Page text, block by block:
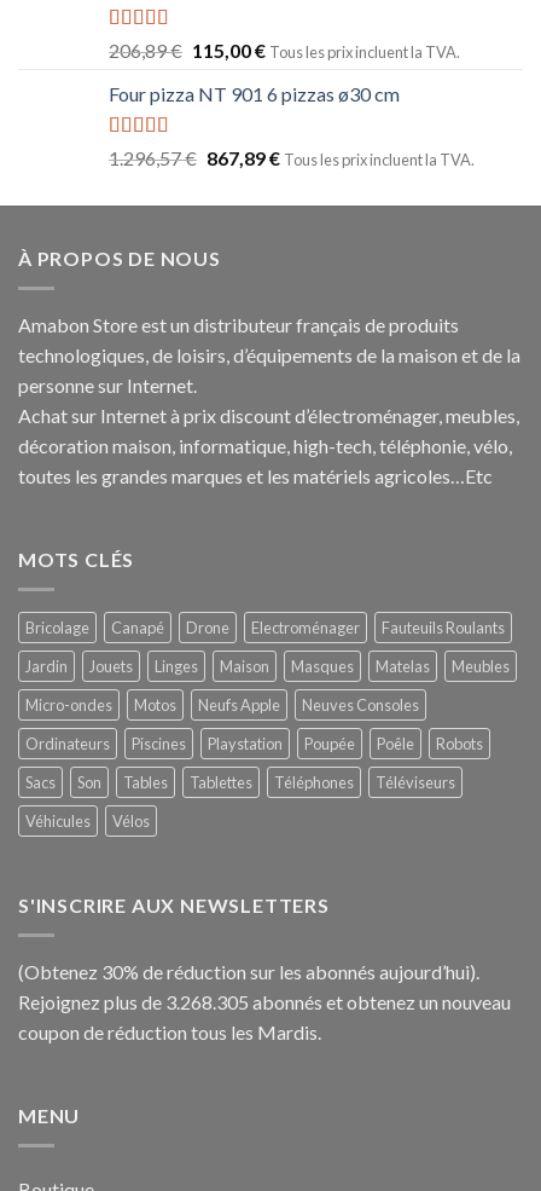
Note5.00
sur 5
206,89€ 115,00€ Tous les prix incluent la TVA.
Four pizza NT 901 6 pizzas ø30 cm
Note5.00
1.296,57€ 867,89€ Tous les prix incluent la TVA.
À PROPOS DE NOUS
Amabon Store est un distributeur français de produits
technologiques, de loisirs, d’équipements de la maison et de la
personne sur Internet.
Achat sur Internet à prix discount d’électroménager, meubles,
décoration maison, informatique, high-tech , téléphonie, vélo,
toutes les grandes marques et les matériels agricoles…Etc
MOTS CLÉS
Bricolage Canapé Drone Electroménager
Fauteuils Roulants
Jardin
Jouets Linges Maison Masques Matelas
Meubles
Micro-ondes
Motos Neufs Apple
Neuves Consoles
Ordinateurs
Piscines Playstation Poupée Poêle
Robots
Sacs
Son Tables Tablettes Téléphones
Téléviseurs
Véhicules
Vélos
S'INSCRIRE AUX NEWSLETTERS
(Obtenez 30% de réduction sur les abonnés aujourd’hui).
Rejoignez plus de 3.268.305 abonnés et obtenez un nouveau
coupon de réduction tous les Mardis.
MENU